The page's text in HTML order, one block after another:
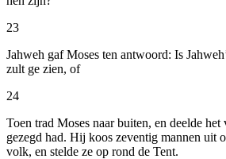
23
Jahweh gaf Moses ten antwoord: Is
zult ge zien, of
24
Toen trad Moses naar buiten, en deelde
gezegd had. Hij koos zeventig mannen uit
volk, en stelde ze op rond de Tent.